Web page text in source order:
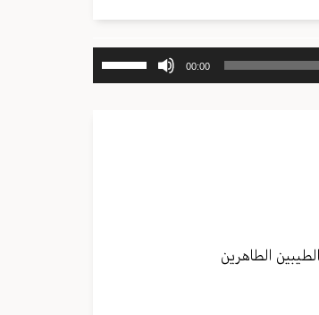
00:00
الطاهرین